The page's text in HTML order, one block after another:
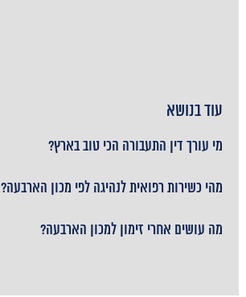
עוד בנושא
מי עורך דין התעבורה הכי טוב בארץ?
מהי כשירות רפואית לנהיגה לפי מכון הארבעה?
מה עושים אחרי זימון למכון הארבעה?